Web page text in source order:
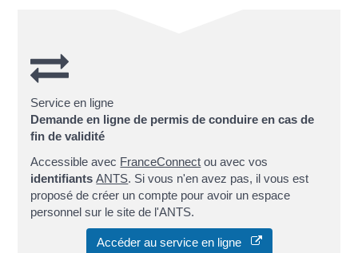
Service en ligne
Demande en ligne de permis de conduire en cas de
fin de validité
Accessible avec FranceConnect ou avec vos
identifiantsANTS. Si vous n'en avez pas, il vous est
proposé de créer un compte pour avoir un espace
personnel sur le site de l'ANTS.
Accéder au service en ligne